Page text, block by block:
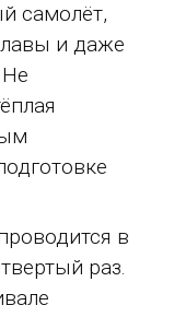
самолёт,
и даже
в
раз.